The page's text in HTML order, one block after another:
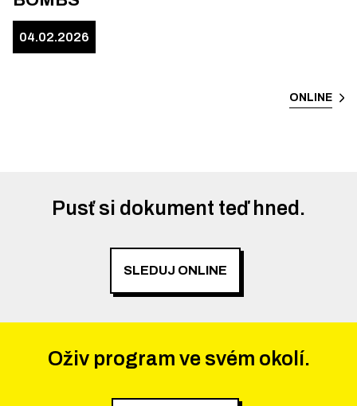
04.02.2026
ONLINE
Pusť si dokument teď hned.
SLEDUJ ONLINE
Oživ program ve svém okolí.